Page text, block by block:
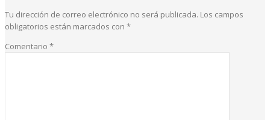
Tu dirección de correo electrónico no será publicada. Los campos
obligatorios están marcados con *
Comentario *